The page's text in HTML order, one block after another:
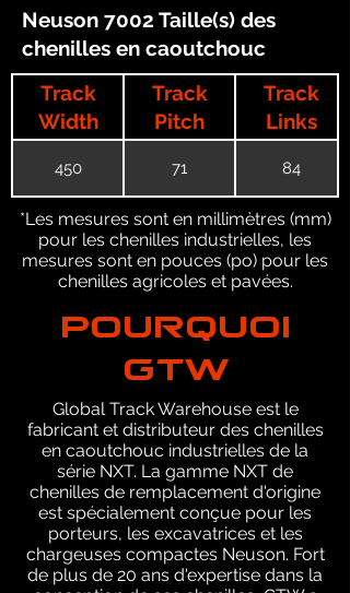
Neuson 7002 Taille(s) des
chenilles en caoutchouc
Track
Width
Track
Pitch
Track
Links
450 71 84
*Les mesures sont en millimètres (mm)
pour les chenilles industrielles, les
mesures sont en pouces (po) pour les
chenilles agricoles et pavées.
POURQUOI
GTW
Global Track Warehouse est le
fabricant et distributeur des chenilles
en caoutchouc industrielles de la
série NXT. La gamme NXT de
chenilles de remplacement d'origine
est spécialement conçue pour les
porteurs, les excavatrices et les
chargeuses compactes Neuson. Fort
de plus de 20 ans d'expertise dans la